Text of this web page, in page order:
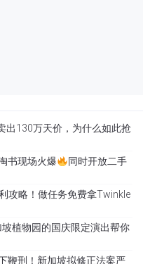
出130万天价，为什么如此抢
书现场火爆
同时开放二手
攻略！做任务免费拿Twinkle
植物园的国庆限定演出帮你
鞭刑！新加坡拟修正法案严